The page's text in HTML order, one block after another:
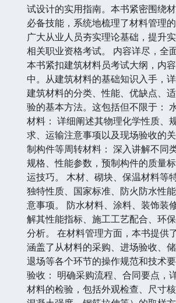
试设计的实用指南。本书紧密围绕
必备技能，系统地梳理了材料管理
广大从业人员夯实理论基础，提升
相关职业资格考试。 内容详尽，全
本书紧扣建筑材料员考试大纲，内
中。从建筑材料的基础知识入手，
建筑材料的分类、性能、优缺点、
验的基本方法。这包括但不限于：
材料： 详细阐述其物理化学性质、
求、运输注意事项以及现场验收的
制构件等周转材料： 深入讲解不同
规格、性能参数，预制构件的质量
运技巧。 木材、砌块、保温材料等
独特性质、国家标准、防火防水性
意事项。 防水材料、涂料、装饰装
解其性能指标、施工工艺配合、环
分析。 在材料管理方面，本书提供
涵盖了从材料的采购、进场验收、
退场等各个环节的操作规范和技术
验收： 明确采购流程、合同要点，
材料的检验，包括外观检查、尺寸